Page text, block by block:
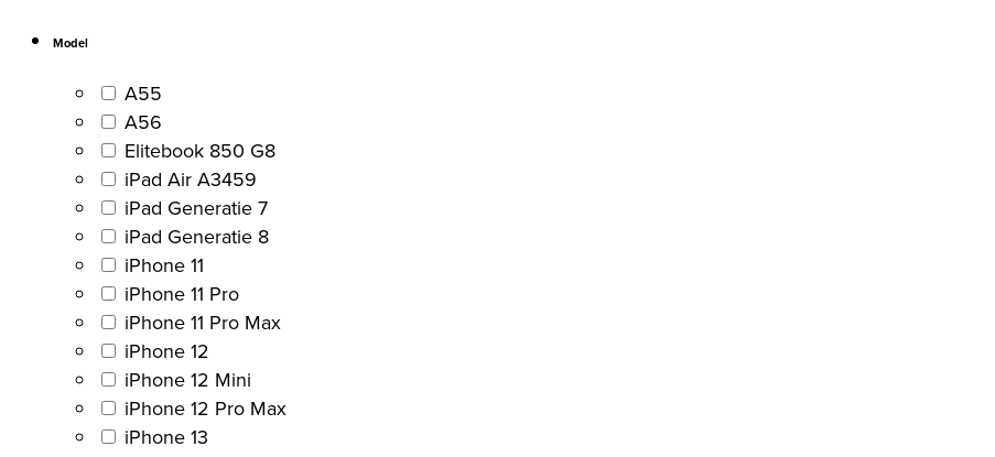
Model
A55
A56
Elitebook 850 G8
iPad Air A3459
iPad Generatie 7
iPad Generatie 8
iPhone 11
iPhone 11 Pro
iPhone 11 Pro Max
iPhone 12
iPhone 12 Mini
iPhone 12 Pro Max
iPhone 13